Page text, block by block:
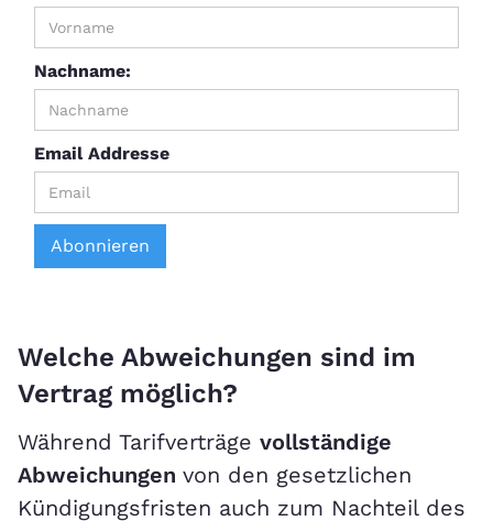
Nachname:
Email Addresse
Welche Abweichungen sind im
Vertrag möglich?
Während Tarifverträge vollständige
Abweichungen von den gesetzlichen
Kündigungsfristen auch zum Nachteil des